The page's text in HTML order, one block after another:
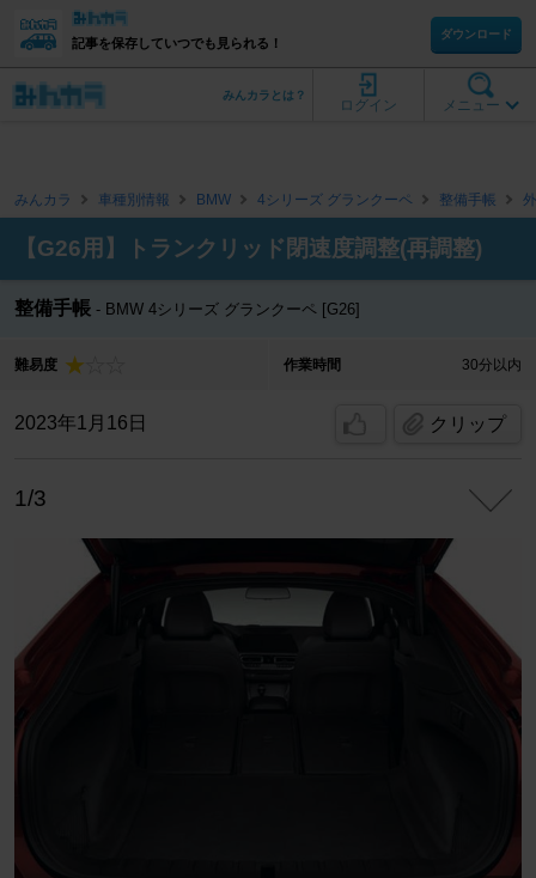
記事を保存していつでも見られる！
ダウンロード
メニュー
ログイン
みんカラとは？
みんカラ 車種別情報 BMW 4シリーズ グランクーペ 整備手帳
【G26用】トランクリッド閉速度調整(再調整)
整備手帳 BMW 4シリーズ グランクーペ [G26]
難易度 作業時間 30分以内
2023年1月16日 クリップ
1/3